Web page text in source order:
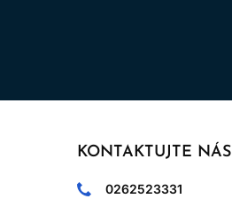
KONTAKTUJTE NÁS
0262523331